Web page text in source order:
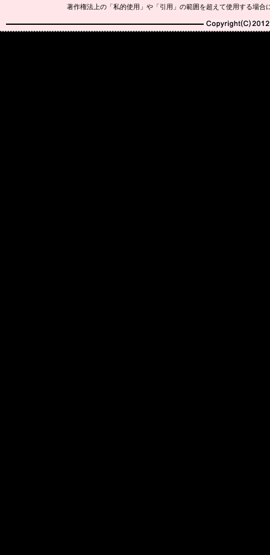
著作権法上の「私的使用」や「引用」の範囲を超えて使用する場
Copyright(C)2010-